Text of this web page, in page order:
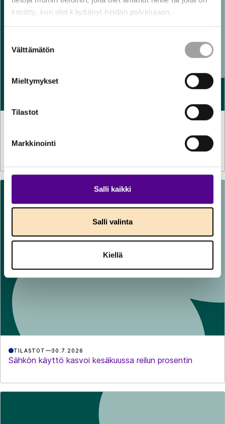
kerätty, kun olet käyttänyt heidän palvelujaan.
valinta
Välttämätön
Mieltymykset
Tilastot
Markkinointi
Salli kaikki
Salli valinta
Kiellä
Luonnos hallituksen esitykseksi vetymarkkinalaiksi ja
eräiksi siihen liittyviksi laeiksi
TILASTOT 30.7.2026
Sähkön käyttö kasvoi kesäkuussa reilun prosentin